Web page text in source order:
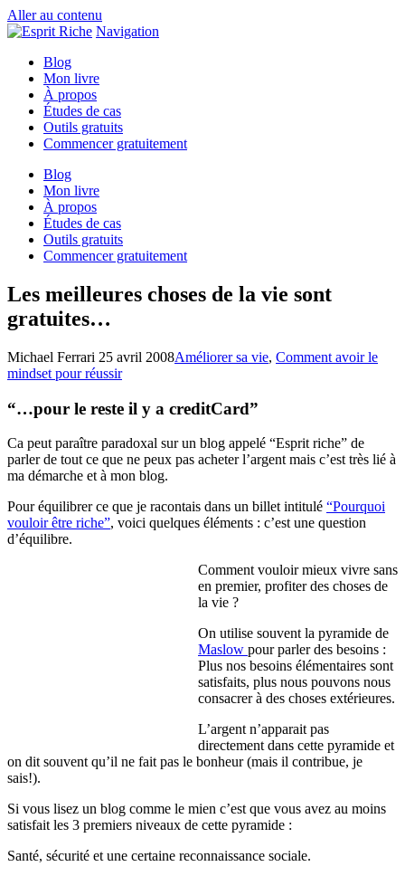
Aller au contenu
Navigation
Blog
Mon livre
À propos
Études de cas
Outils gratuits
Commencer gratuitement
Blog
Mon livre
À propos
Études de cas
Outils gratuits
Commencer gratuitement
Les meilleures choses de la vie sont
gratuites…
Michael Ferrari 25 avril 2008Améliorer sa vie, Comment avoir le
mindset pour réussir
“…pour le reste il y a creditCard”
Ca peut paraître paradoxal sur un blog appelé “Esprit riche” de
parler de tout ce que ne peux pas acheter l’argent mais c’est très lié à
ma démarche et à mon blog.
Pour équilibrer ce que je racontais dans un billet intitulé “Pourquoi
vouloir être riche”, voici quelques éléments : c’est une question
d’équilibre.
Comment vouloir mieux vivre sans
en premier, profiter des choses de
la vie ?
On utilise souvent la pyramide de
Maslow pour parler des besoins :
Plus nos besoins élémentaires sont
satisfaits, plus nous pouvons nous
consacrer à des choses extérieures.
L’argent n’apparait pas
directement dans cette pyramide et
on dit souvent qu’il ne fait pas le bonheur (mais il contribue, je
sais!).
Si vous lisez un blog comme le mien c’est que vous avez au moins
satisfait les 3 premiers niveaux de cette pyramide :
Santé, sécurité et une certaine reconnaissance sociale.